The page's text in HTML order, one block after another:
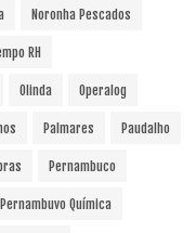
Noronha Pescados
RH
Olinda Operalog
Palmares Paudalho
Pernambuco
Pernambuvo Química